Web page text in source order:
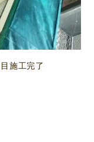
施工完了